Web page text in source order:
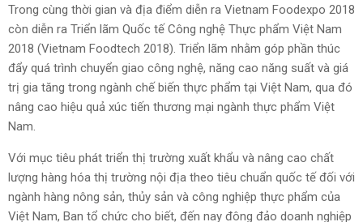
Trong cùng thời gian và địa điểm diễn ra Vietnam Foodexpo 2018
còn diễn ra Triển lãm Quốc tế Công nghệ Thực phẩm Việt Nam
2018 (Vietnam Foodtech 2018). Triển lãm nhằm góp phần thúc
đẩy quá trình chuyển giao công nghệ, năng cao năng suất và giá
trị gia tăng trong ngành chế biến thực phẩm tại Việt Nam, qua đó
nâng cao hiệu quả xúc tiến thương mại ngành thực phẩm Việt
Nam.
Với mục tiêu phát triển thị trường xuất khẩu và nâng cao chất
lượng hàng hóa thị trường nội địa theo tiêu chuẩn quốc tế đối với
ngành hàng nông sản, thủy sản và công nghiệp thực phẩm của
Việt Nam, Ban tổ chức cho biết, đến nay đông đảo doanh nghiệp